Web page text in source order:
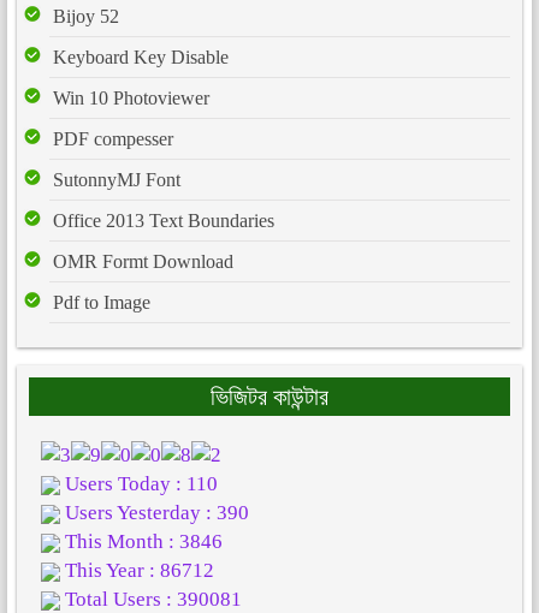
Bijoy 52
Keyboard Key Disable
Win 10 Photoviewer
PDF compesser
SutonnyMJ Font
Office 2013 Text Boundaries
OMR Formt Download
Pdf to Image
ভিজিটর কাউন্টার
Users Today : 110
Users Yesterday : 390
This Month : 3846
This Year : 86712
Total Users : 390081